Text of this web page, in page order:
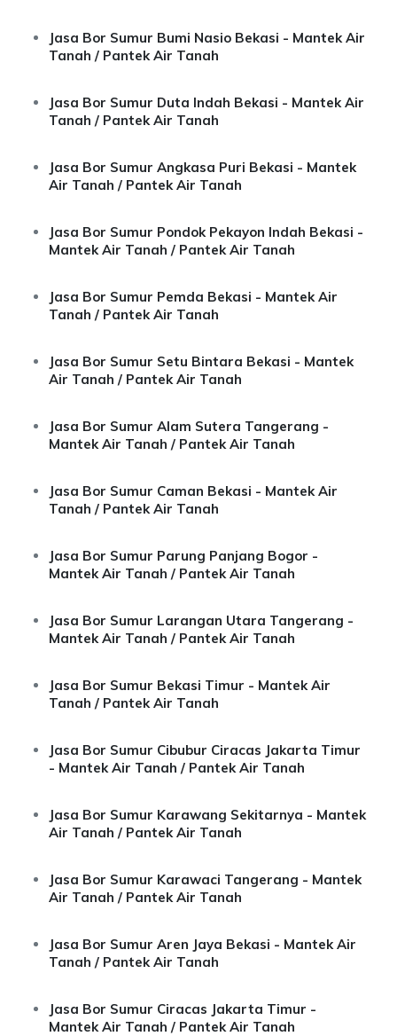
Jasa Bor Sumur Bumi Nasio Bekasi - Mantek Air
Tanah / Pantek Air Tanah
Jasa Bor Sumur Duta Indah Bekasi - Mantek Air
Tanah / Pantek Air Tanah
Jasa Bor Sumur Angkasa Puri Bekasi - Mantek
Air Tanah / Pantek Air Tanah
Jasa Bor Sumur Pondok Pekayon Indah Bekasi -
Mantek Air Tanah / Pantek Air Tanah
Jasa Bor Sumur Pemda Bekasi - Mantek Air
Tanah / Pantek Air Tanah
Jasa Bor Sumur Setu Bintara Bekasi - Mantek
Air Tanah / Pantek Air Tanah
Jasa Bor Sumur Alam Sutera Tangerang -
Mantek Air Tanah / Pantek Air Tanah
Jasa Bor Sumur Caman Bekasi - Mantek Air
Tanah / Pantek Air Tanah
Jasa Bor Sumur Parung Panjang Bogor -
Mantek Air Tanah / Pantek Air Tanah
Jasa Bor Sumur Larangan Utara Tangerang -
Mantek Air Tanah / Pantek Air Tanah
Jasa Bor Sumur Bekasi Timur - Mantek Air
Tanah / Pantek Air Tanah
Jasa Bor Sumur Cibubur Ciracas Jakarta Timur
- Mantek Air Tanah / Pantek Air Tanah
Jasa Bor Sumur Karawang Sekitarnya - Mantek
Air Tanah / Pantek Air Tanah
Jasa Bor Sumur Karawaci Tangerang - Mantek
Air Tanah / Pantek Air Tanah
Jasa Bor Sumur Aren Jaya Bekasi - Mantek Air
Tanah / Pantek Air Tanah
Jasa Bor Sumur Ciracas Jakarta Timur -
Mantek Air Tanah / Pantek Air Tanah